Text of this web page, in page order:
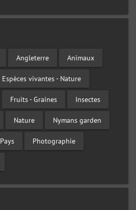
Angleterre Animaux
Espèces vivantes - Nature
Fruits - Graines Insectes
Nature Nymans garden
Pays Photographie